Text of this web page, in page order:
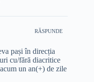
RĂSPUNDE
pași în direcția
cu/fără diacritice
un an(+) de zile